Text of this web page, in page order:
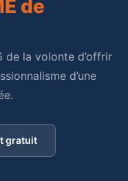
de
de la volonte d’offrir
d’une
gratuit